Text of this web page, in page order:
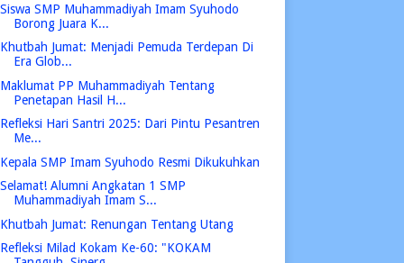
Siswa SMP Muhammadiyah Imam Syuhodo
Borong Juara K...
Khutbah Jumat: Menjadi Pemuda Terdepan Di
Era Glob...
Maklumat PP Muhammadiyah Tentang
Penetapan Hasil H...
Refleksi Hari Santri 2025: Dari Pintu Pesantren
Me...
Kepala SMP Imam Syuhodo Resmi Dikukuhkan
Selamat! Alumni Angkatan 1 SMP
Muhammadiyah Imam S...
Khutbah Jumat: Renungan Tentang Utang
Refleksi Milad Kokam Ke-60: "KOKAM